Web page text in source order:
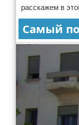
расскажем в
Самый